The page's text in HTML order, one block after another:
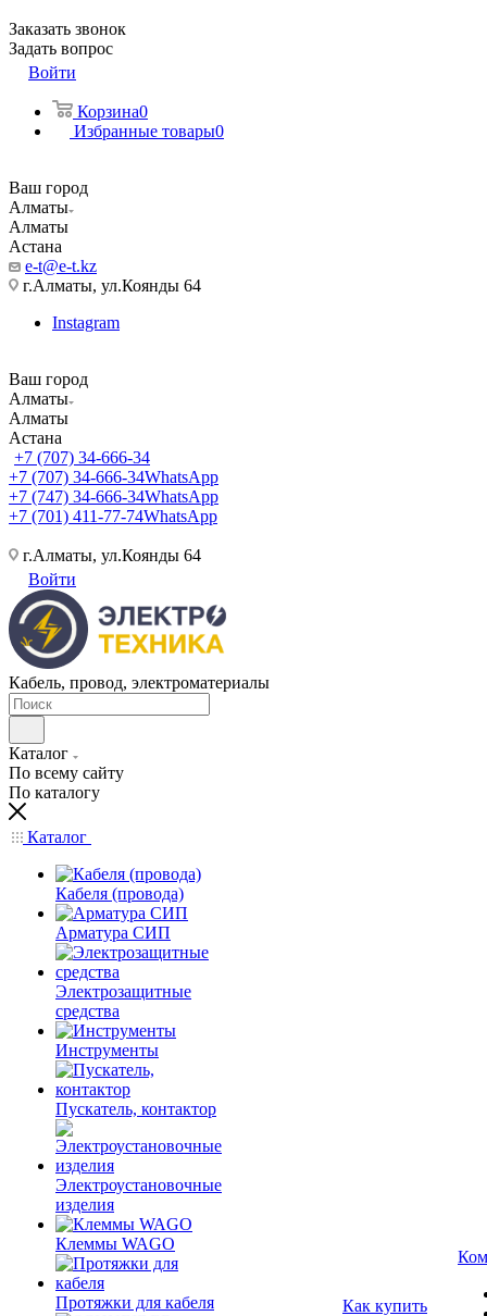
Заказать звонок
Задать вопрос
Войти
Корзина0
Избранные товары0
Ваш город
Алматы
Алматы
Астана
e-t@e-t.kz
г.Алматы, ул.Коянды 64
Instagram
Ваш город
Алматы
Алматы
Астана
+7 (707) 34-666-34
+7 (707) 34-666-34WhatsApp
+7 (747) 34-666-34WhatsApp
+7 (701) 411-77-74WhatsApp
г.Алматы, ул.Коянды 64
Войти
Кабель, провод, электроматериалы
Каталог
По всему сайту
По каталогу
Каталог
Кабеля (провода)
Арматура СИП
Электрозащитные
средства
Инструменты
Пускатель, контактор
Электроустановочные
изделия
Клеммы WAGO
Протяжки для кабеля
Как купить